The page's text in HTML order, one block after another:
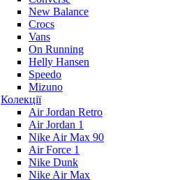
New Balance
Crocs
Vans
On Running
Helly Hansen
Speedo
Mizuno
Колекції
Air Jordan Retro
Air Jordan 1
Nike Air Max 90
Air Force 1
Nike Dunk
Nike Air Max